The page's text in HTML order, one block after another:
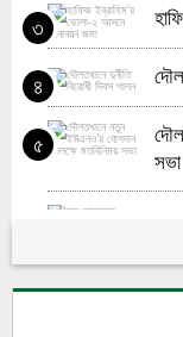
৩
৪
৫
সভা
৭